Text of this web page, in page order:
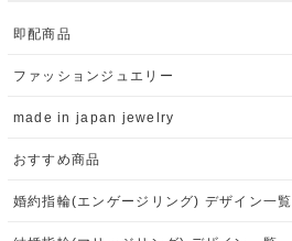
即配商品
ファッションジュエリー
made in japan jewelry
おすすめ商品
婚約指輪(エンゲージリング) デザイン一覧